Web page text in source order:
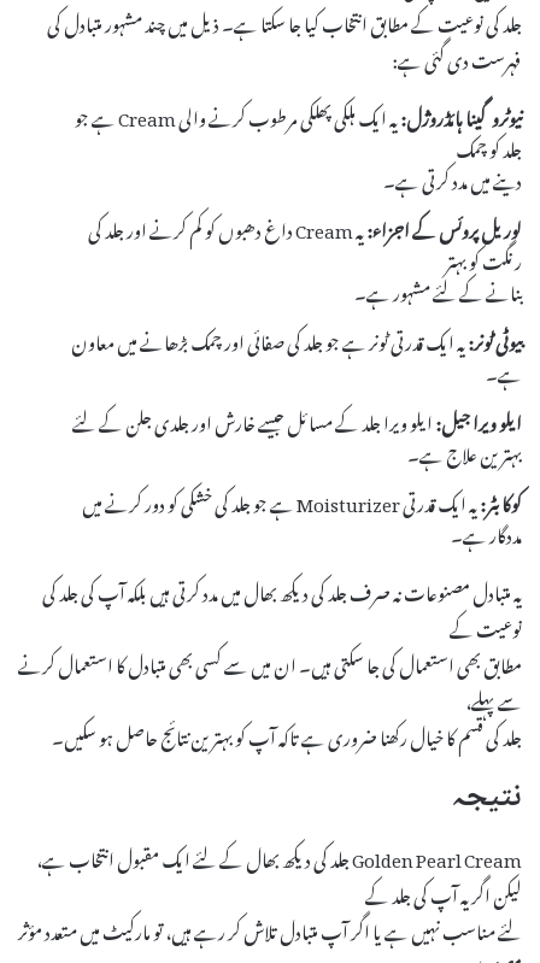
جلد کی نوعیت کے مطابق انتخاب کیا جا سکتا ہے۔ ذیل میں چند مشہور متبادل کی
فہرست دی گئی ہے:
نیوٹروگینا ہائڈروژل:
یہ ایک ہلکی پھلکی مرطوب کرنے والی Cream ہے جو
جلد کو چمک
دینے میں مدد کرتی ہے۔
لوریل پروئس کے اجزاء:
یہ Cream داغ دھبوں کو کم کرنے اور جلد کی
رنگت کو بہتر
بنانے کے لئے مشہور ہے۔
بیوٹی ٹونر:یہ ایک قدرتی ٹونر ہے جو جلد کی صفائی اور چمک بڑھانے میں معاون
ہے۔
ایلو ویرا جیل:ایلو ویرا جلد کے مسائل جیسے خارش اور جلدی جلن کے لئے
بہترین علاج ہے۔
کوکا بٹر:یہ ایک قدرتی Moisturizer ہے جو جلد کی خشکی کو دور کرنے میں
مددگار ہے۔
یہ متبادل مصنوعات نہ صرف جلد کی دیکھ بھال میں مدد کرتی ہیں بلکہ آپ کی جلد کی
نوعیت کے
مطابق بھی استعمال کی جا سکتی ہیں۔ ان میں سے کسی بھی متبادل کا استعمال کرنے
سے پہلے،
جلد کی قسم کا خیال رکھنا ضروری ہے تاکہ آپ کو بہترین نتائج حاصل ہو سکیں۔
نتیجہ
Golden Pearl Cream جلد کی دیکھ بھال کے لئے ایک مقبول انتخاب ہے،
لیکن اگر یہ آپ کی جلد کے
لئے مناسب نہیں ہے یا اگر آپ متبادل تلاش کر رہے ہیں، تو مارکیٹ میں متعدد مؤثر